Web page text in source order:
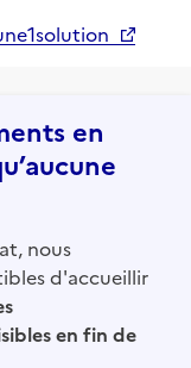
en
nous
d'accueillir
en fin de